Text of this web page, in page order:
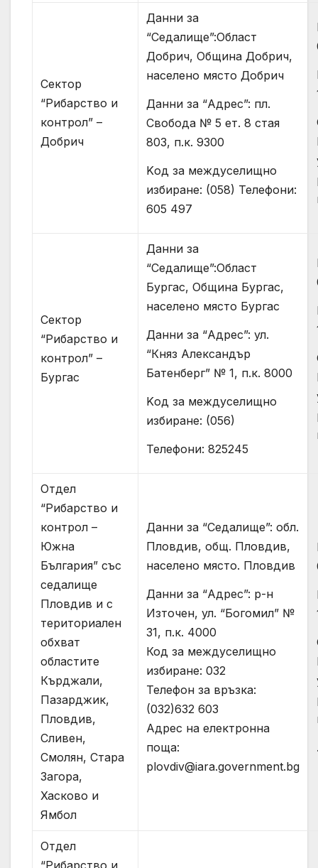
Сектор
“Рибарство и
контрол” –
Добрич
Данни за
“Седалище”:Област
Добрич, Община Добрич,
населено място Добрич
Данни за “Адрес”: пл.
Свобода № 5 ет. 8 стая
803, п.к. 9300
Kод за междуселищно
избиране: (058) Телефони:
605 497
Сектор
“Рибарство и
контрол” –
Бургас
Данни за
“Седалище”:Област
Бургас, Община Бургас,
населено място Бургас
Данни за “Адрес”: ул.
“Княз Александър
Батенберг” № 1, п.к. 8000
Kод за междуселищно
избиране: (056)
Телефони: 825245
Отдел
“Рибарство и
контрол –
Южна
България” със
седалище
Пловдив и с
териториален
обхват
областите
Кърджали,
Пазарджик,
Пловдив,
Сливен,
Смолян, Стара
Загора,
Хасково и
Ямбол
Данни за “Седалище”: обл.
Пловдив, общ. Пловдив,
населено място. Пловдив
Данни за “Адрес”: р-н
Източен, ул. “Богомил” №
31, п.к. 4000
Код за междуселищно
избиране: 032
Телефон за връзка:
(032)632 603
Адрес на електронна
поща:
plovdiv@iara.government.bg
Отдел